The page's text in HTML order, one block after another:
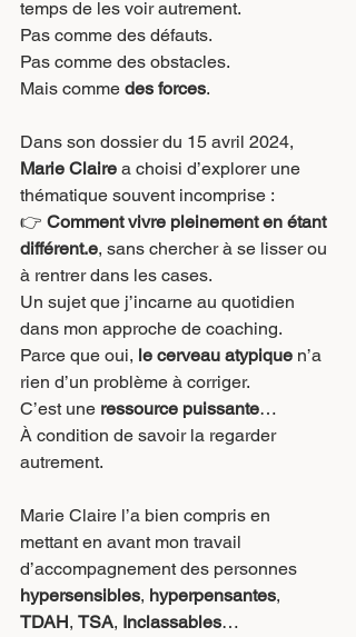
temps de les voir autrement.
Pas comme des défauts.
Pas comme des obstacles.
Mais comme des forces.
Dans son dossier du 15 avril 2024,
Marie Claire a choisi d’explorer une
thématique souvent incomprise :
👉 Comment vivre pleinement en étant
différent.e, sans chercher à se lisser ou
à rentrer dans les cases.
Un sujet que j’incarne au quotidien
dans mon approche de coaching.
Parce que oui, le cerveau atypique n’a
rien d’un problème à corriger.
C’est une ressource puissante…
À condition de savoir la regarder
autrement.
Marie Claire l’a bien compris en
mettant en avant mon travail
d’accompagnement des personnes
hypersensibles, hyperpensantes,
TDAH, TSA, Inclassables…